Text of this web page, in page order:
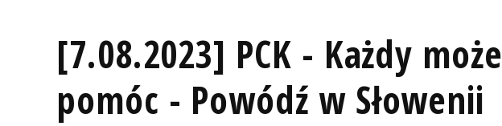
[7.08.2023] PCK - Każdy może
pomóc - Powódź w Słowenii